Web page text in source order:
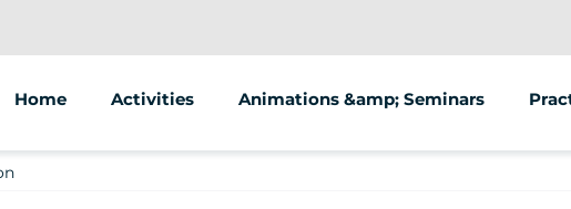
Home Activities
Segway
Animations &amp; Seminars